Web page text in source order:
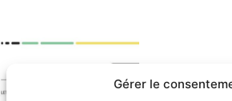
Gérer le